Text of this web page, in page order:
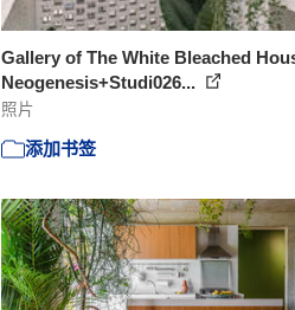
Gallery of The White Bleached
Neogenesis+Studi026...
照片
添加书签